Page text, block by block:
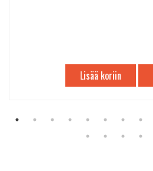
Lisää koriin